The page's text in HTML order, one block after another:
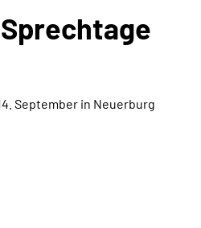
September in Neuerburg